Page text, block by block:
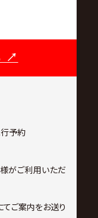
↗︎
予約
がご利用いただ
ご案内をお送り